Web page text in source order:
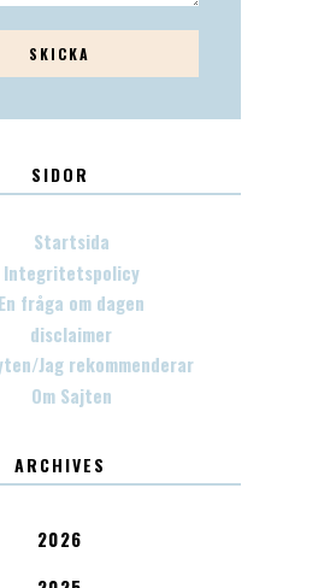
SIDOR
Startsida
Integritetspolicy
En fråga om dagen
disclaimer
Jag rekommenderar
Om Sajten
ARCHIVES
2026